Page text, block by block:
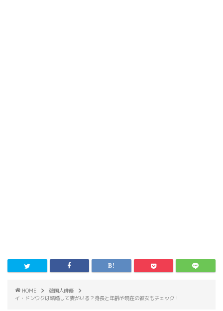
HOME
韓国人俳優
イ・ドンウクは結婚して妻がいる？身長と年齢や現在の彼女もチェック！